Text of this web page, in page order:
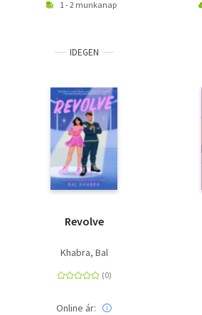
1 - 2 munkanap
IDEGEN
Revolve
Khabra, Bal
Online ár: